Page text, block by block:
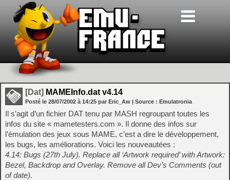
[Dat] MAMEInfo.dat v4.14
Posté le 28/07/2002 à 14:25 par Eric_Aw | Source : Emulatronia
Il s’agit d’un fichier DAT tenu par MASH regroupant toutes les
infos du site « mametesters.com ». Il donne des infos sur
l’émulation des jeux sous MAME, c’est a dire le développement,
les bugs, les améliorations. Voici les nouveautées :
4.14: Bugs (27th July). Replace all ‘Artwork required’ with Artwork:
Bezel, Backdrop and Overlay. Remove all Dev’s Comments (out
of date).